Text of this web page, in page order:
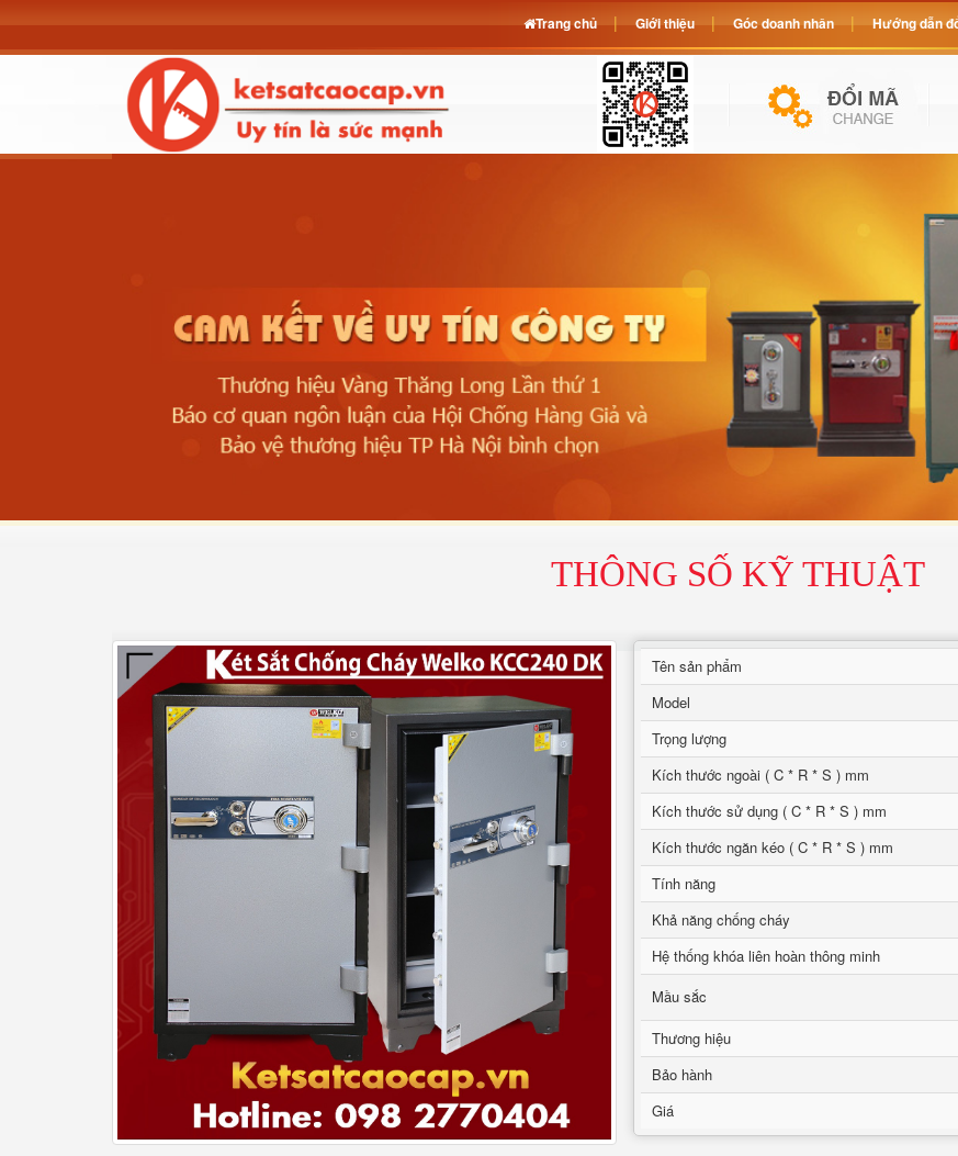
THÔNG SỐ KỸ THUẬT
Tên sản phẩm
Model
Trọng lượng
Kích thước ngoài ( C * R * S ) mm
Kích thước sử dụng ( C * R * S ) mm
Kích thước ngăn kéo ( C * R * S ) mm
Tính năng
Khả năng chống cháy
Hệ thống khóa liên hoàn thông minh
Mầu sắc
Thương hiệu
Bảo hành
Giá
Trang chủ Giới thiệu Góc doanh nhân Hướng dẫn